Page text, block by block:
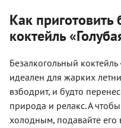
Как приготовить
коктейль
Безалкогольный коктейль
идеален для жарких
взбодрит, и будто
природа и релакс. А
холодным, подавайте его